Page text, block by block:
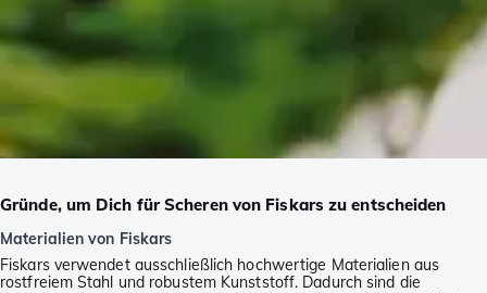
Gründe, um Dich für Scheren von Fiskars zu entscheiden
Materialien von Fiskars
Fiskars verwendet ausschließlich hochwertige Materialien aus
rostfreiem Stahl und robustem Kunststoff. Dadurch sind die